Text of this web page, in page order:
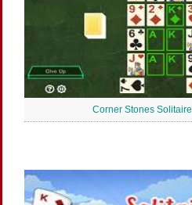
Corner Stones Solitaire